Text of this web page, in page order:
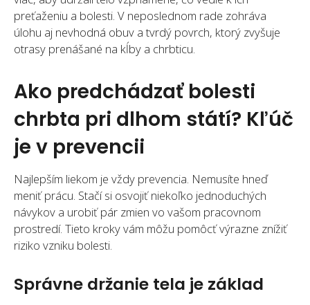
preťaženiu a bolesti. V neposlednom rade zohráva
úlohu aj nevhodná obuv a tvrdý povrch, ktorý zvyšuje
otrasy prenášané na kĺby a chrbticu.
Ako predchádzať bolesti
chrbta pri dlhom státí? Kľúč
je v prevencii
Najlepším liekom je vždy prevencia. Nemusíte hneď
meniť prácu. Stačí si osvojiť niekoľko jednoduchých
návykov a urobiť pár zmien vo vašom pracovnom
prostredí. Tieto kroky vám môžu pomôcť výrazne znížiť
riziko vzniku bolesti.
Správne držanie tela je základ